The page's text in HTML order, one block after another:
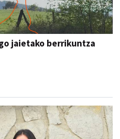
jaietako berrikuntza